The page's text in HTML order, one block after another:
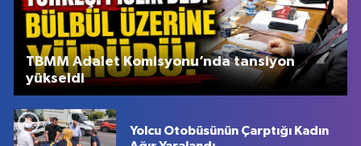
TBMM Adalet Komisyonu’nda tansiyon
yükseldi
Yolcu Otobüsünün Çarptığı Kadın